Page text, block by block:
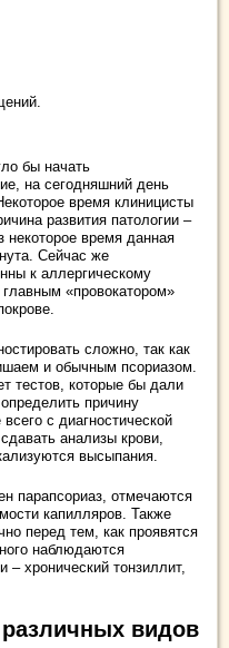
бы начать
на сегодняшний день
время клиницисты
развития патологии –
некоторое время данная
Сейчас же
к аллергическому
«провокатором»
сложно, так как
и обычным псориазом.
тестов, которые бы дали
причину
с диагностической
анализы крови,
высыпания.
парапсориаз, отмечаются
капилляров. Также
перед тем, как проявятся
наблюдаются
– хронический тонзиллит,
различных видов